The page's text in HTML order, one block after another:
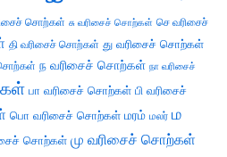
சொற்கள் சு வரிசைச் சொற்கள் செ வரிசைச்
தி வரிசைச் சொற்கள் து வரிசைச் சொற்கள்
ந வரிசைச் சொற்கள் நா வரிசைச்
பா வரிசைச் சொற்கள் பி வரிசைச்
பொ வரிசைச் சொற்கள் மரம் மலர் ம
சொற்கள் மு வரிசைச் சொற்கள்